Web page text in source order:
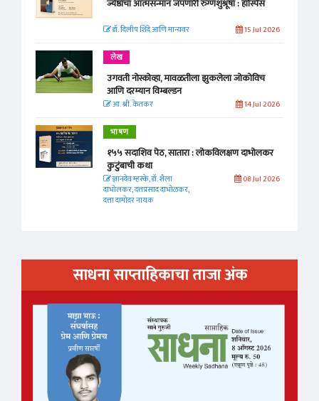
ज्येष्ठांचा आत्मसन्मान जपणारी रुग्णशुश्रूषा : हॉस्पिस
डॉ. दिलीप शिंदे आणि मान्यवर 15 Jul 2026
लेख
उगवती नोस्कोव्हा, मावळतीला झुकलेला जोकोविच
आणि दरम्यान विम्बल्डन
आ. श्री. केतकर 14 Jul 2026
भाषण
१५५ सदाशिव पेठ, सातारा : लोकविलक्षण दाभोलकर
कुटुंबाची कथा
ज्ञानदेव म्हस्के, डॉ. शैला
दाभोलकर, दत्तप्रसाद दाभोळकर,
दत्ता दामोदर नायक
08 Jul 2026
साधना साप्ताहिकाचा ताजा अंक